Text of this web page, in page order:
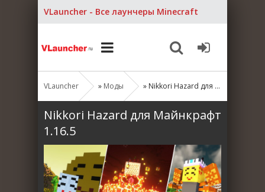
VLauncher - Все лаунчеры Minecraft
VLauncher » Моды » Nikkori Hazard для Майнкрафт 1.16.5
Nikkori Hazard для Майнкрафт
1.16.5